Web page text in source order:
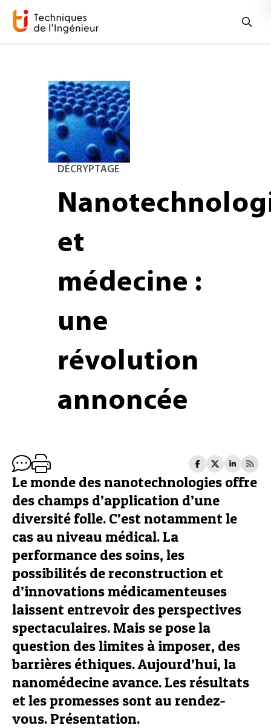
DÉCRYPTAGE
et
médecine :
une
révolution
annoncée
Le monde des nanotechnologies offre
des champs d’application d’une
diversité folle. C’est notamment le
cas au niveau médical. La
performance des soins, les
possibilités de reconstruction et
d’innovations médicamenteuses
laissent entrevoir des perspectives
spectaculaires. Mais se pose la
question des limites à imposer, des
barrières éthiques. Aujourd’hui, la
nanomédecine avance. Les résultats
et les promesses sont au rendez-
vous. Présentation.